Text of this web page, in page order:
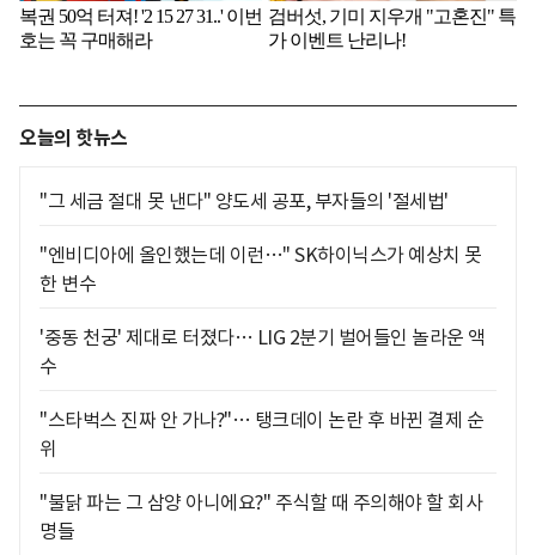
오늘의 핫뉴스
"그 세금 절대 못 낸다" 양도세 공포, 부자들의 '절세법'
"엔비디아에 올인했는데 이런…" SK하이닉스가 예상치 못
한 변수
'중동 천궁' 제대로 터졌다… LIG 2분기 벌어들인 놀라운 액
수
"스타벅스 진짜 안 가나?"… 탱크데이 논란 후 바뀐 결제 순
위
"불닭 파는 그 삼양 아니에요?" 주식할 때 주의해야 할 회사
명들